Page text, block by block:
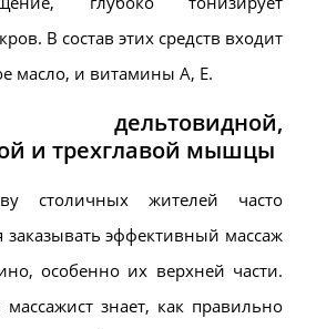
В состав этих средств входит
масло, и витамины А, Е.
дельтовидной,
и трехглавой мышцы
столичных жителей часто
заказывать эффективный массаж
, особенно их верхней части.
знает, как правильно